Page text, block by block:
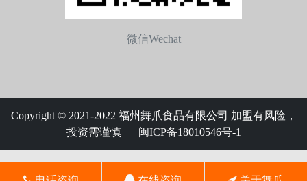
微信Wechat
Copyright © 2021-2022 福州舞爪食品有限公司 加盟有风险，
投资需谨慎
闽ICP备18010546号-1